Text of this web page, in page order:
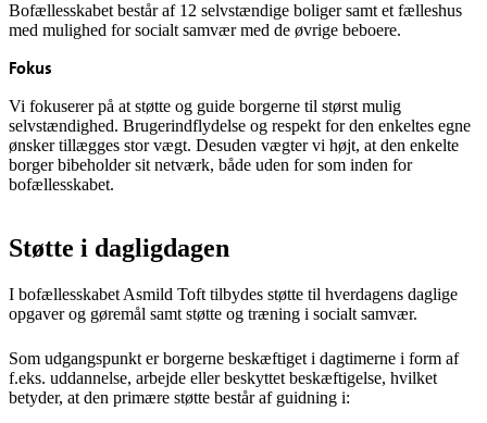
Bofællesskabet består af 12 selvstændige boliger samt et fælleshus
med mulighed for socialt samvær med de øvrige beboere.
Fokus
Vi fokuserer på at støtte og guide borgerne til størst mulig
selvstændighed. Brugerindflydelse og respekt for den enkeltes egne
ønsker tillægges stor vægt. Desuden vægter vi højt, at den enkelte
borger bibeholder sit netværk, både uden for som inden for
bofællesskabet.
Støtte i dagligdagen
I bofællesskabet Asmild Toft tilbydes støtte til hverdagens daglige
opgaver og gøremål samt støtte og træning i socialt samvær.
Som udgangspunkt er borgerne beskæftiget i dagtimerne i form af
f.eks. uddannelse, arbejde eller beskyttet beskæftigelse, hvilket
betyder, at den primære støtte består af guidning i: